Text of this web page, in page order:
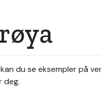
du se eksempler på
deg.